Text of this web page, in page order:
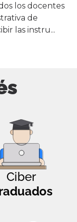
los docentes
de
las instru...
Ciber